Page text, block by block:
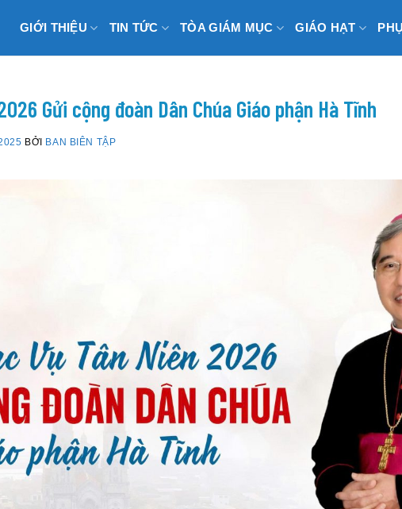
GIỚI THIỆU TIN TỨC TÒA GIÁM MỤC GIÁO HẠT
Gửi cộng đoàn Dân Chúa Giáo phận Hà Tĩnh
BỞI BAN BIÊN TẬP